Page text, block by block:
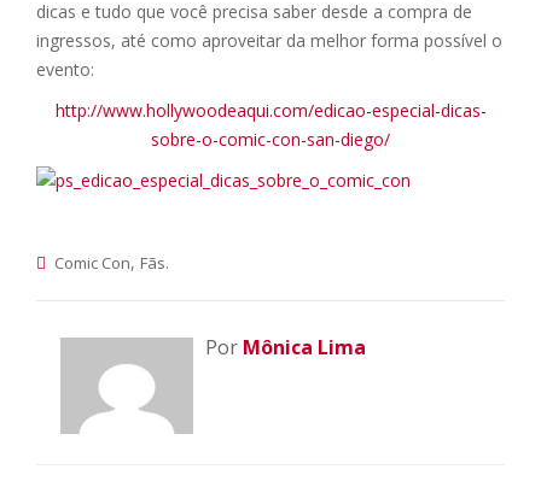
dicas e tudo que você precisa saber desde a compra de
ingressos, até como aproveitar da melhor forma possível o
evento:
http://www.hollywoodeaqui.com/edicao-especial-dicas-
sobre-o-comic-con-san-diego/
Comic Con, Fãs.
Por Mônica Lima